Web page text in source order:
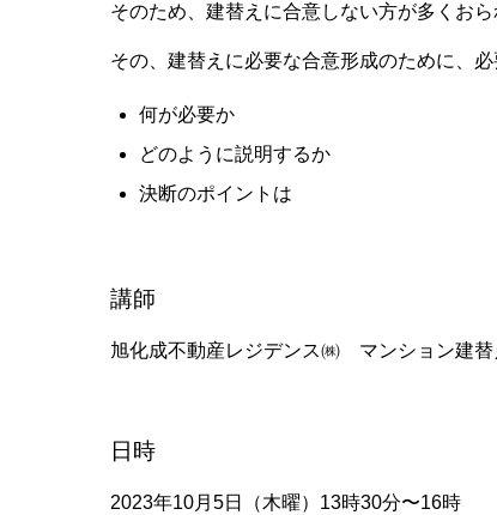
そのため、建替えに合意しない方が多くお
その、建替えに必要な合意形成のために、
何が必要か
どのように説明するか
決断のポイントは
講師
旭化成不動産レジデンス㈱ マンション建
日時
2023年10月5日（木曜）13時30分〜16時